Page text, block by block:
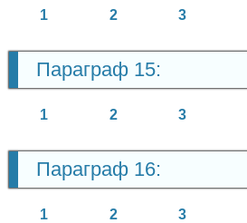
1 2 3
Параграф 15:
1 2 3
Параграф 16:
1 2 3